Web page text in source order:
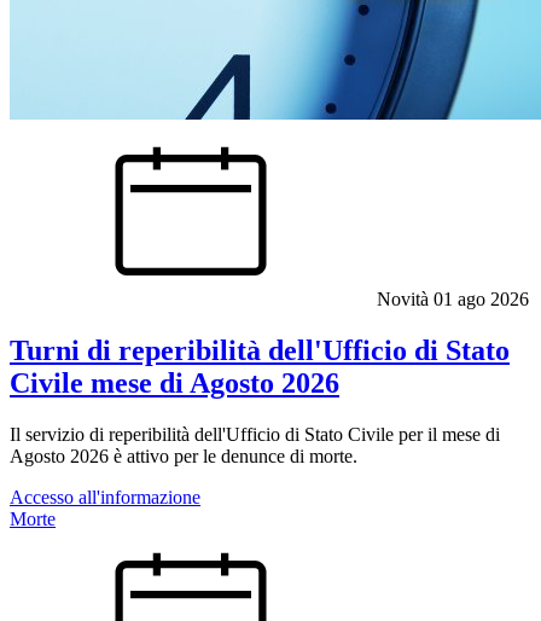
Novità 01 ago 2026
Turni di reperibilità dell'Ufficio di Stato
Civile mese di Agosto 2026
Il servizio di reperibilità dell'Ufficio di Stato Civile per il mese di
Agosto 2026 è attivo per le denunce di morte.
Accesso all'informazione
Morte